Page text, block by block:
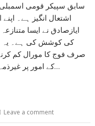
سابق سپیکر قومی اسمبلی
اشتعال انگیز ہے۔
ایازصادق نے ایسا
کی کوشش کی ہے۔ یہ
صرف فوج کا مورال کم
کے امور پر غیرذمہ دارانہ حرکت کی ہے۔ قمراقبال نے مزید…
Leave a comment